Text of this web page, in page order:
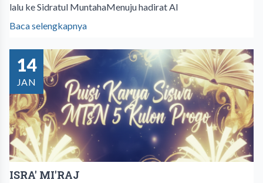
lalu ke Sidratul MuntahaMenuju hadirat Al
Baca selengkapnya
14
JAN
ISRA' MI'RAJ